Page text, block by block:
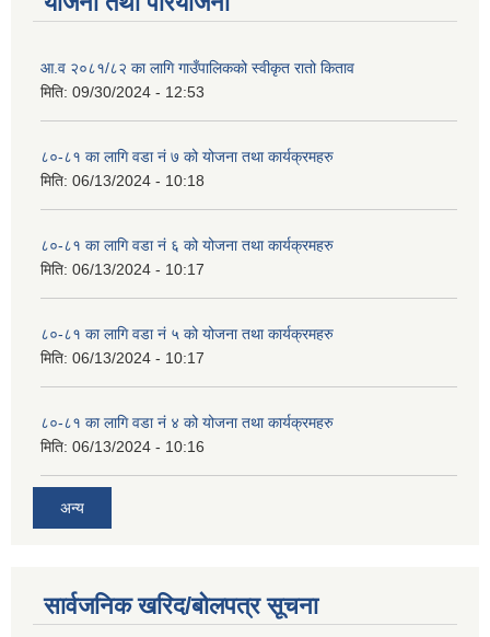
आ.व २०८१/८२ का लागि गाउँपालिकको स्वीकृत रातो किताव
मिति: 09/30/2024 - 12:53
८०-८१ का लागि वडा नं ७ को योजना तथा कार्यक्रमहरु
मिति: 06/13/2024 - 10:18
८०-८१ का लागि वडा नं ६ को योजना तथा कार्यक्रमहरु
मिति: 06/13/2024 - 10:17
८०-८१ का लागि वडा नं ५ को योजना तथा कार्यक्रमहरु
मिति: 06/13/2024 - 10:17
८०-८१ का लागि वडा नं ४ को योजना तथा कार्यक्रमहरु
मिति: 06/13/2024 - 10:16
अन्य
सार्वजनिक खरिद/बोलपत्र सूचना